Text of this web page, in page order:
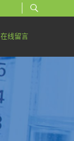
在线留言